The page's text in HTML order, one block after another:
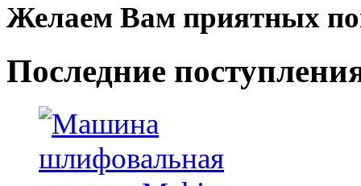
Желаем Вам приятных
Последние